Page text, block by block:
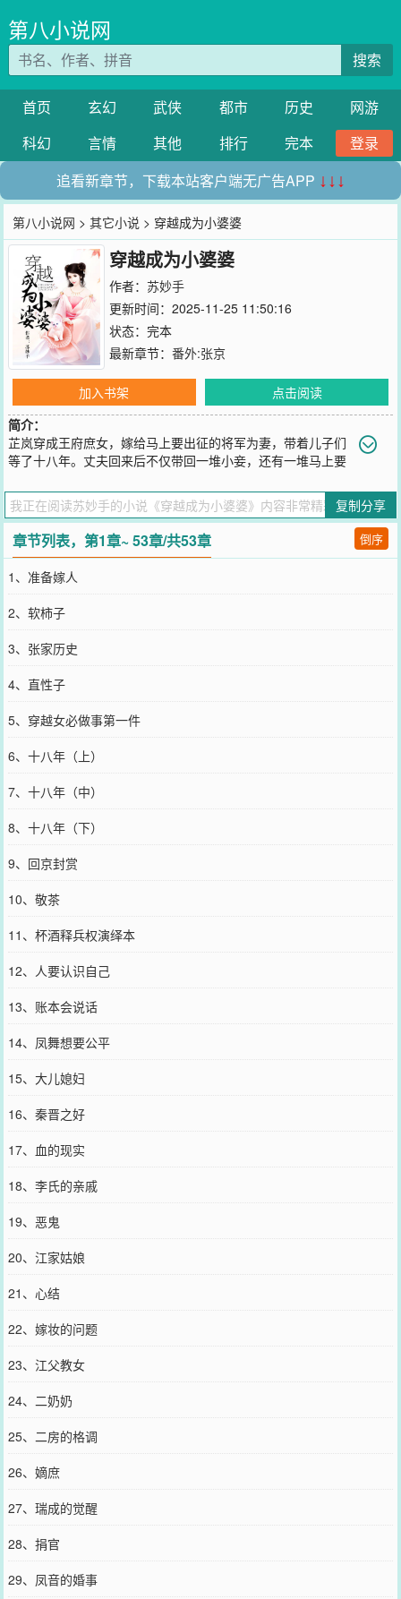
第八小说网
搜索
首页 玄幻 武侠 都市 历史
网游
科幻
言情 其他 排行 完本
登录
追看新章节，下载本站客户端无广告APP ↓↓↓
第八小说网 >其它小说 > 穿越成为小婆婆
穿越成为小婆婆
作者： 苏妙手
更新时间：2025-11-25 11:50:16
状态：完本
最新章节： 番外:张京
加入书架
点击阅读
简介：
芷岚穿成王府庶女，嫁给马上要出征的将军为妻，带着儿子们
等了十八年。丈夫回来后不仅带回一堆小妾，还有一堆马上要
什么！人家斗小妾撑死有个老公帮忙，她可是有儿媳妇帮忙的人！--
情节虚构，请勿模仿...
您要是觉得《 穿越成为小婆婆》还不错的话请不要忘记向您QQ群和微
博微信里的朋友推荐哦！
复制分享
章节列表，第1章~ 53章/共53章 倒序
1、准备嫁人
2、软柿子
3、张家历史
4、直性子
5、穿越女必做事第一件
6、十八年（上）
7、十八年（中）
8、十八年（下）
9、回京封赏
10、敬茶
11、杯酒释兵权演绎本
12、人要认识自己
13、账本会说话
14、凤舞想要公平
15、大儿媳妇
16、秦晋之好
17、血的现实
18、李氏的亲戚
19、恶鬼
20、江家姑娘
21、心结
22、嫁妆的问题
23、江父教女
24、二奶奶
25、二房的格调
26、嫡庶
27、瑞成的觉醒
28、捐官
29、凤音的婚事